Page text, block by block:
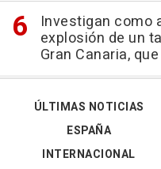
Investigan como
explosión de un
Gran Canaria,
ÚLTIMAS NOTICIAS
ESPAÑA
INTERNACIONAL